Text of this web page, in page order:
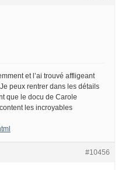
et l’ai trouvé affligeant
peux rentrer dans les détails
que le docu de Carole
les incroyables
#10456